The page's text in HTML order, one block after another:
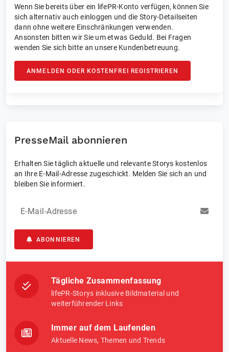
Wenn Sie bereits über ein lifePR-Konto verfügen, können Sie
sich alternativ auch einloggen und die Story-Detailseiten
dann ohne weitere Einschränkungen verwenden.
Ansonsten bitten wir Sie um etwas Geduld. Bei Fragen
wenden Sie sich bitte an unsere Kundenbetreuung.
ANMELDEN ODER KOSTENFREI REGISTRIEREN
PresseMail abonnieren
Erhalten Sie täglich aktuelle und relevante Storys kostenlos
an Ihre E-Mail-Adresse zugeschickt. Melden Sie sich an und
bleiben Sie informiert.
E-Mail-Adresse
ABONNIEREN
Tägliche Zusammenfassung
lifePR-Storys inklusive Bildmaterial und
weiterführender Links
Immer auf dem Laufenden
Aktuelle News, Themen und Trends